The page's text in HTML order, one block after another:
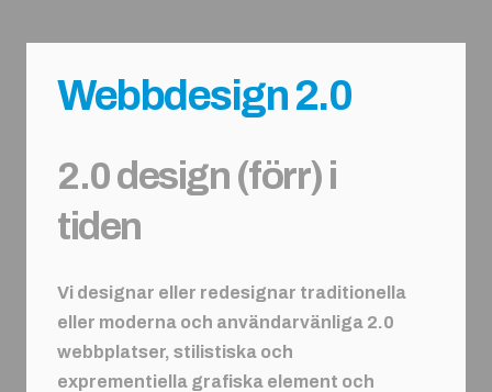
Webbdesign 2.0
2.0 design (förr) i
tiden
Vi designar eller redesignar traditionella
eller moderna och användarvänliga 2.0
webbplatser, stilistiska och
exprementiella grafiska element och